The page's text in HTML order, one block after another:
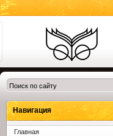
Библиотеки
Клина. Клинская
ЦБС.
Навигация
Главная